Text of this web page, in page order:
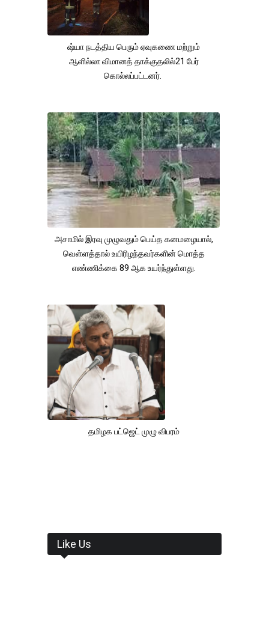
ஷ்யா நடத்திய பெரும் ஏவுகணை மற்றும்
ஆளில்லா விமானத் தாக்குதலில்21 பேர்
கொல்லப்பட்டனர்.
அசாமில் இரவு முழுவதும் பெய்த கனமழையால்,
வெள்ளத்தால் உயிரிழந்தவர்களின் மொத்த
எண்ணிக்கை 89 ஆக உயர்ந்துள்ளது.
தமிழக பட்ஜெட் முழு விபரம்
Like Us